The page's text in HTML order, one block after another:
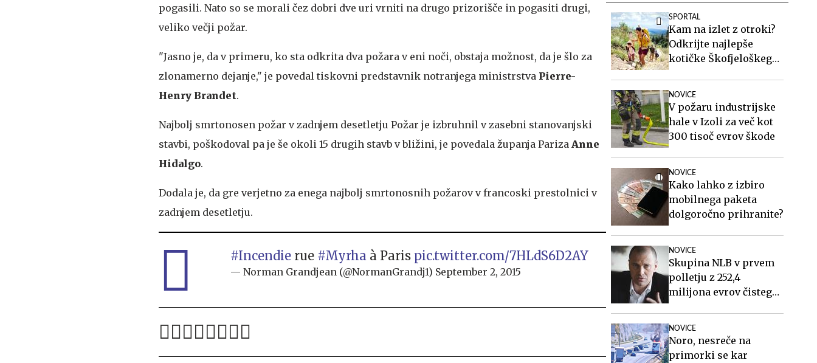
pogasili. Nato so se morali čez dobri dve uri vrniti na drugo prizorišče in pogasiti drugi,
veliko večji požar.
"Jasno je, da v primeru, ko sta odkrita dva požara v eni noči, obstaja možnost, da je šlo za
zlonamerno dejanje," je povedal tiskovni predstavnik notranjega ministrstva Pierre-
Henry Brandet.
Najbolj smrtonosen požar v zadnjem desetletju Požar je izbruhnil v zasebni stanovanjski
stavbi, poškodoval pa je še okoli 15 drugih stavb v bližini, je povedala županja Pariza Anne
Hidalgo.
Dodala je, da gre verjetno za enega najbolj smrtonosnih požarov v francoski prestolnici v
zadnjem desetletju.
#Incendie rue #Myrha à Paris pic.twitter.com/7HLdS6D2AY
— Norman Grandjean (@NormanGrandj1) September 2, 2015
SPORTAL
Kam na izlet z otroki?
Odkrijte najlepše
kotičke Škofjeloškega
NOVICE
V požaru industrijske
hale v Izoli za več kot
300 tisoč evrov škode
NOVICE
Kako lahko z izbiro
mobilnega paketa
dolgoročno prihranite?
NOVICE
Skupina NLB v prvem
polletju z 252,4
milijona evrov čistega
NOVICE
Noro, nesreče na
primorki se kar